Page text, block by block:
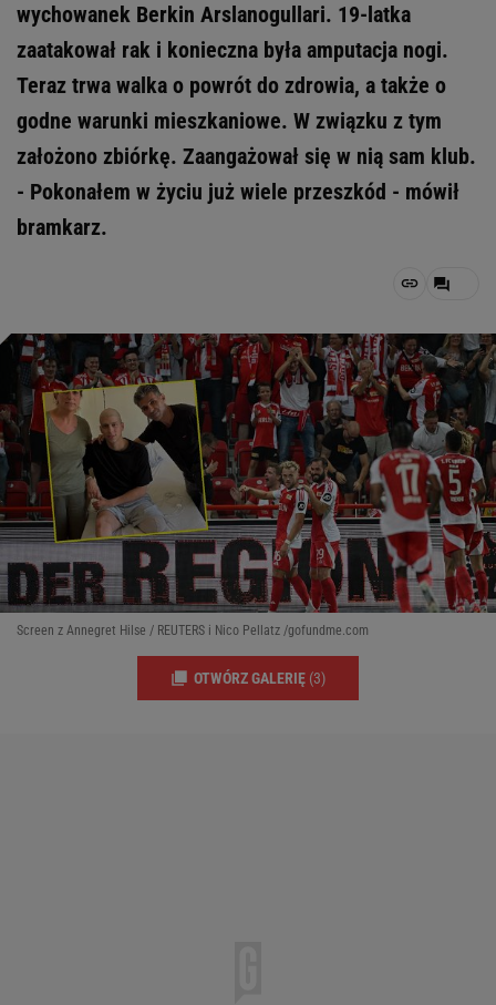
wychowanek Berkin Arslanogullari. 19-latka
zaatakował rak i konieczna była amputacja nogi.
Teraz trwa walka o powrót do zdrowia, a także o
godne warunki mieszkaniowe. W związku z tym
założono zbiórkę. Zaangażował się w nią sam klub.
- Pokonałem w życiu już wiele przeszkód - mówił
bramkarz.
Screen z Annegret Hilse / REUTERS i Nico Pellatz /gofundme.com
OTWÓRZ GALERIĘ (3)